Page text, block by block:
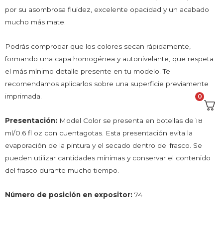
por su asombrosa fluidez, excelente opacidad y un acabado
mucho más mate.
Podrás comprobar que los colores secan rápidamente,
formando una capa homogénea y autonivelante, que respeta
el más mínimo detalle presente en tu modelo. Te
recomendamos aplicarlos sobre una superficie previamente
imprimada.
Presentación: Model Color se presenta en botellas de 18
ml/0.6 fl oz con cuentagotas. Esta presentación evita la
evaporación de la pintura y el secado dentro del frasco. Se
pueden utilizar cantidades mínimas y conservar el contenido
del frasco durante mucho tiempo.
Número de posición en expositor: 74
0